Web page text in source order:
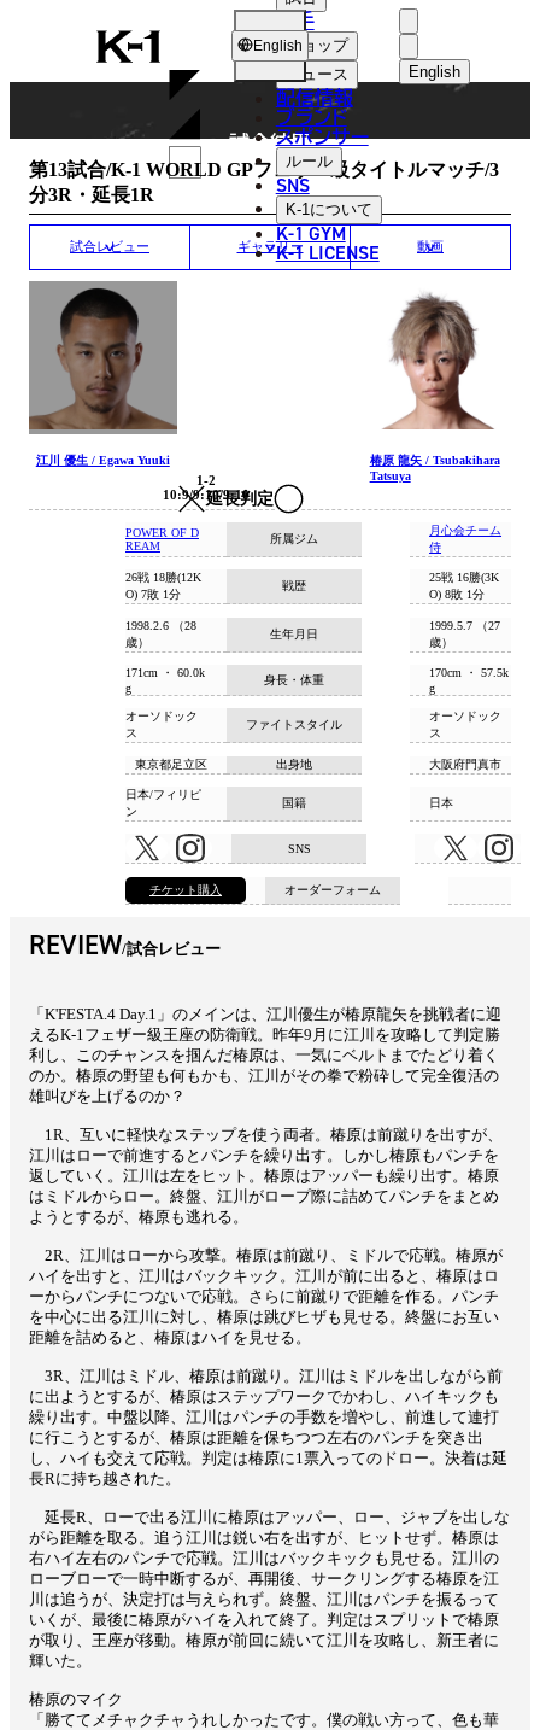
K-
1
English
選手
ショップ
ニュース
配信情報
ブランド
スポンサー
ルール
SNS
K-1について
K-1 GYM
K-1 LICENSE
English
MATCH RESULT
試合結果
第13試合/K-1 WORLD GPフェザー級タイトルマッチ/3
分3R・延長1R
試合レビュー ギャラリー 動画
江川 優生 / Egawa Yuuki
延長判定
1-2
10:9/9:10/9:10
椿原 龍矢 / Tsubakihara
Tatsuya
所属ジム
POWER OF D
REAM
月心会チーム
侍
戦歴
26戦 18勝(12K
O) 7敗 1分
25戦 16勝(3K
O) 8敗 1分
生年月日
1998.2.6 （28
歳）
1999.5.7 （27
歳）
身長・体重
171cm ・ 60.0k
g
170cm ・ 57.5k
g
ファイトスタイル
オーソドック
ス
オーソドック
ス
出身地
東京都足立区 大阪府門真市
国籍
日本/フィリピ
ン
日本
SNS
オーダーフォーム
チケット購入
REVIEW 試合レビュー
「K'FESTA.4 Day.1」のメインは、江川優生が椿原龍矢を挑戦者に迎
えるK-1フェザー級王座の防衛戦。昨年9月に江川を攻略して判定勝
利し、このチャンスを掴んだ椿原は、一気にベルトまでたどり着く
のか。椿原の野望も何もかも、江川がその拳で粉砕して完全復活の
雄叫びを上げるのか？
1R、互いに軽快なステップを使う両者。椿原は前蹴りを出すが、
江川はローで前進するとパンチを繰り出す。しかし椿原もパンチを
返していく。江川は左をヒット。椿原はアッパーも繰り出す。椿原
はミドルからロー。終盤、江川がロープ際に詰めてパンチをまとめ
ようとするが、椿原も逃れる。
2R、江川はローから攻撃。椿原は前蹴り、ミドルで応戦。椿原が
ハイを出すと、江川はバックキック。江川が前に出ると、椿原はロ
ーからパンチにつないで応戦。さらに前蹴りで距離を作る。パンチ
を中心に出る江川に対し、椿原は跳びヒザも見せる。終盤にお互い
距離を詰めると、椿原はハイを見せる。
3R、江川はミドル、椿原は前蹴り。江川はミドルを出しながら前
に出ようとするが、椿原はステップワークでかわし、ハイキックも
繰り出す。中盤以降、江川はパンチの手数を増やし、前進して連打
に行こうとするが、椿原は距離を保ちつつ左右のパンチを突き出
し、ハイも交えて応戦。判定は椿原に1票入ってのドロー。決着は延
長Rに持ち越された。
延長R、ローで出る江川に椿原はアッパー、ロー、ジャブを出しな
がら距離を取る。追う江川は鋭い右を出すが、ヒットせず。椿原は
右ハイ左右のパンチで応戦。江川はバックキックも見せる。江川の
ローブローで一時中断するが、再開後、サークリングする椿原を江
川は追うが、決定打は与えられず。終盤、江川はパンチを振るって
いくが、最後に椿原がハイを入れて終了。判定はスプリットで椿原
が取り、王座が移動。椿原が前回に続いて江川を攻略し、新王者に
輝いた。
椿原のマイク
「勝ててメチャクチャうれしかったです。僕の戦い方って、色も華